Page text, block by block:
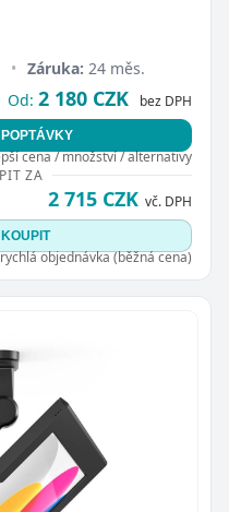
• Záruka: 24 měs.
Od: 2 180 CZK bez DPH
POPTÁVKY
cena / množství / alternativy
ZA
2 715 CZK vč. DPH
KOUPIT
rychlá objednávka (běžná cena)